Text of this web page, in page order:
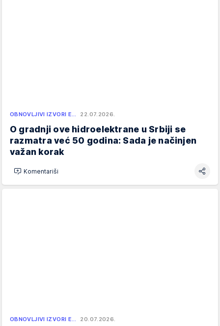
OBNOVLJIVI IZVORI E… 22.07.2026.
O gradnji ove hidroelektrane u Srbiji se
razmatra već 50 godina: Sada je načinjen
važan korak
Komentariši
OBNOVLJIVI IZVORI E… 20.07.2026.